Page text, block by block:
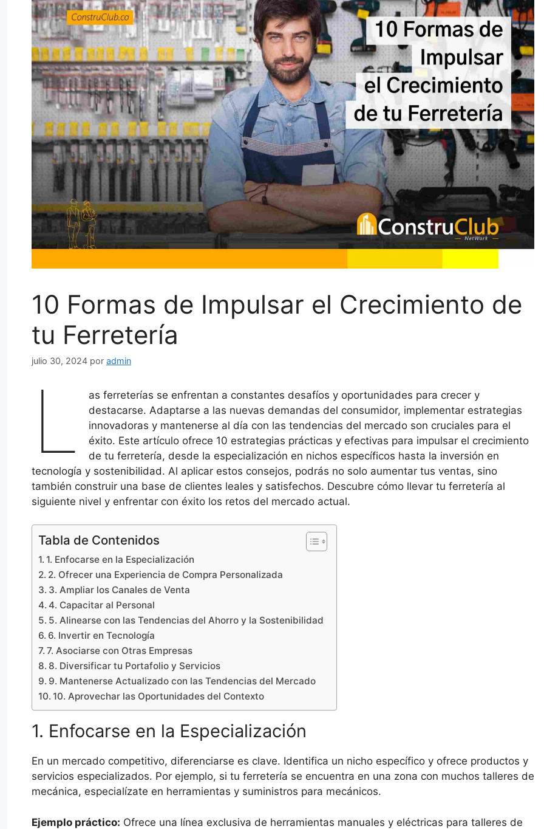
10 Formas de Impulsar el Crecimiento de
tu Ferretería
julio 30, 2024 por admin
L
as ferreterías se enfrentan a constantes desafíos y oportunidades para crecer y
destacarse. Adaptarse a las nuevas demandas del consumidor, implementar estrategias
innovadoras y mantenerse al día con las tendencias del mercado son cruciales para el
éxito. Este artículo ofrece 10 estrategias prácticas y efectivas para impulsar el crecimiento
de tu ferretería, desde la especialización en nichos específicos hasta la inversión en
tecnología y sostenibilidad. Al aplicar estos consejos, podrás no solo aumentar tus ventas, sino
también construir una base de clientes leales y satisfechos. Descubre cómo llevar tu ferretería al
siguiente nivel y enfrentar con éxito los retos del mercado actual.
Tabla de Contenidos
1. Enfocarse en la Especialización
2. Ofrecer una Experiencia de Compra Personalizada
3. Ampliar los Canales de Venta
4. Capacitar al Personal
5. Alinearse con las Tendencias del Ahorro y la Sostenibilidad
6. Invertir en Tecnología
7. Asociarse con Otras Empresas
8. Diversificar tu Portafolio y Servicios
9. Mantenerse Actualizado con las Tendencias del Mercado
10. Aprovechar las Oportunidades del Contexto
1. Enfocarse en la Especialización
En un mercado competitivo, diferenciarse es clave. Identifica un nicho específico y ofrece productos y
servicios especializados. Por ejemplo, si tu ferretería se encuentra en una zona con muchos talleres de
mecánica, especialízate en herramientas y suministros para mecánicos.
Ejemplo práctico: Ofrece una línea exclusiva de herramientas manuales y eléctricas para talleres de